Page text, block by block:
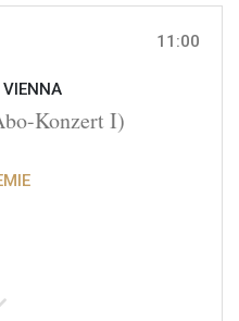
11:00
VIENNA
Konzert I)